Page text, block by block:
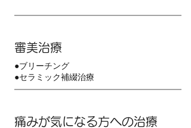
審美治療
●ブリーチング
●セラミック補綴治療
痛みが気になる方への治療